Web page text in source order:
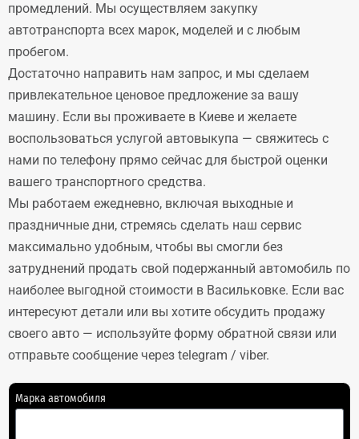
промедлений. Мы осуществляем закупку
автотранспорта всех марок, моделей и с любым
пробегом.
Достаточно направить нам запрос, и мы сделаем
привлекательное ценовое предложение за вашу
машину. Если вы проживаете в Киеве и желаете
воспользоваться услугой автовыкупа — свяжитесь с
нами по телефону прямо сейчас для быстрой оценки
вашего транспортного средства.
Мы работаем ежедневно, включая выходные и
праздничные дни, стремясь сделать наш сервис
максимально удобным, чтобы вы смогли без
затруднений продать свой подержанный автомобиль по
наиболее выгодной стоимости в Васильковке. Если вас
интересуют детали или вы хотите обсудить продажу
своего авто — используйте форму обратной связи или
отправьте сообщение через telegram / viber.
Марка автомобиля